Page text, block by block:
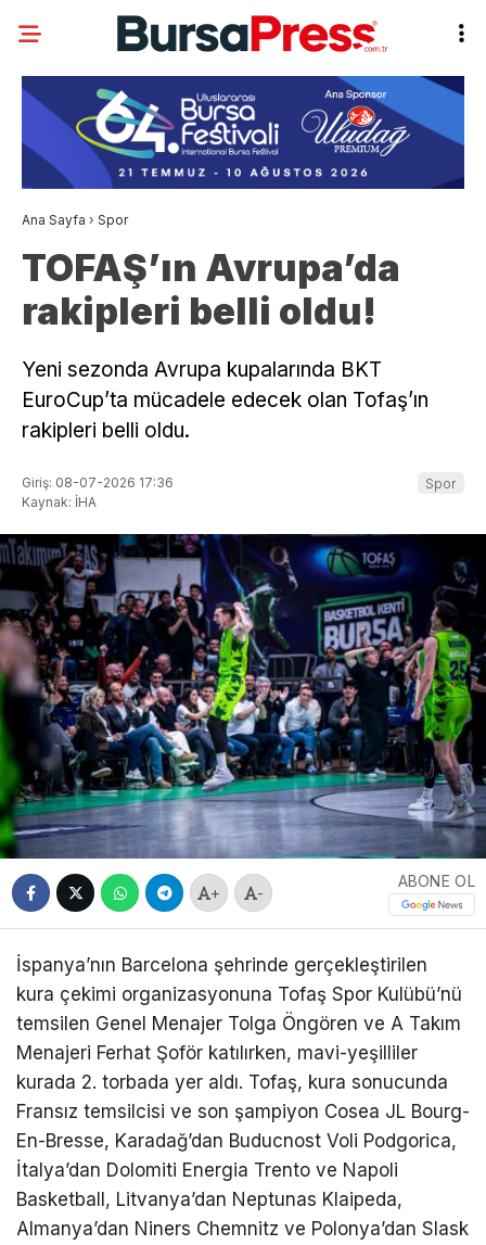
Ana Sayfa › Spor
TOFAŞ’ın Avrupa’da
rakipleri belli oldu!
Yeni sezonda Avrupa kupalarında BKT
EuroCup’ta mücadele edecek olan Tofaş’ın
rakipleri belli oldu.
Giriş: 08-07-2026 17:36
Kaynak: İHA
Spor
+ -
ABONE OL
İspanya’nın Barcelona şehrinde gerçekleştirilen
kura çekimi organizasyonuna Tofaş Spor Kulübü’nü
temsilen Genel Menajer Tolga Öngören ve A Takım
Menajeri Ferhat Şoför katılırken, mavi-yeşilliler
kurada 2. torbada yer aldı. Tofaş, kura sonucunda
Fransız temsilcisi ve son şampiyon Cosea JL Bourg-
En-Bresse, Karadağ’dan Buducnost Voli Podgorica,
İtalya’dan Dolomiti Energia Trento ve Napoli
Basketball, Litvanya’dan Neptunas Klaipeda,
Almanya’dan Niners Chemnitz ve Polonya’dan Slask